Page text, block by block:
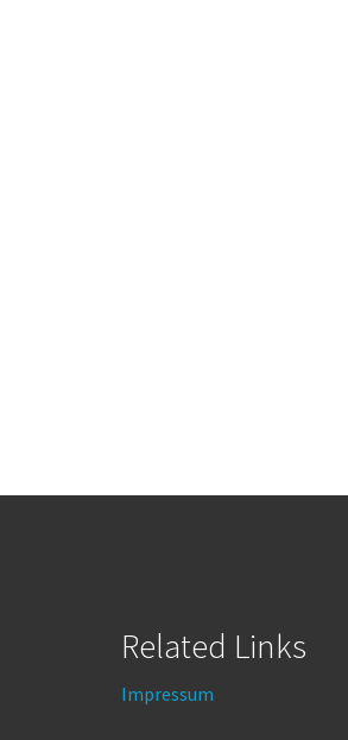
Related Links
Impressum